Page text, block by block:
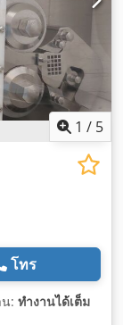
1 / 5
โทร
: ทำงานได้เต็ม